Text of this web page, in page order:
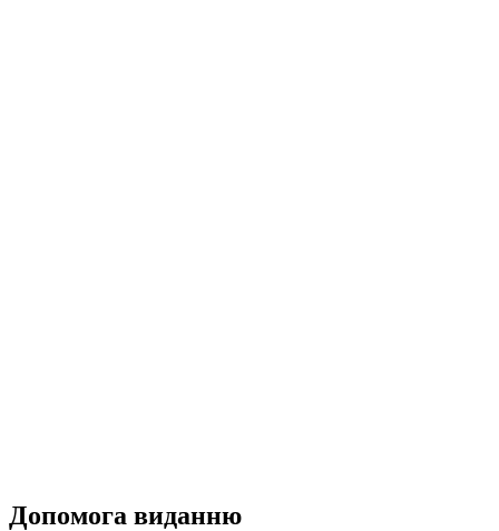
Допомога виданню